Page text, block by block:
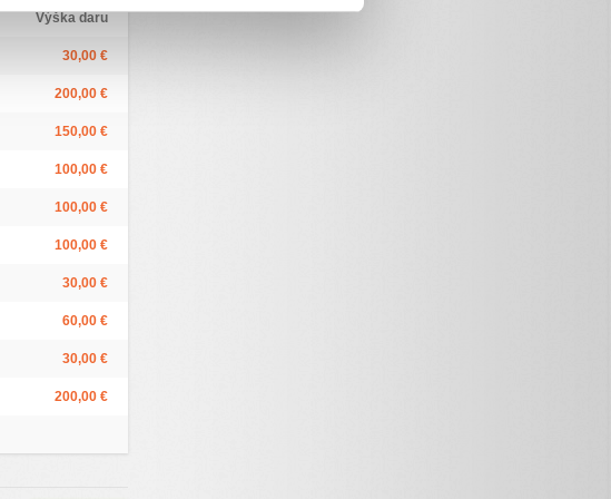
Výška daru
30,00 €
200,00 €
150,00 €
100,00 €
100,00 €
100,00 €
30,00 €
60,00 €
30,00 €
200,00 €